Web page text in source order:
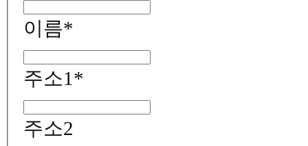
이름*
주소1 *
주소2